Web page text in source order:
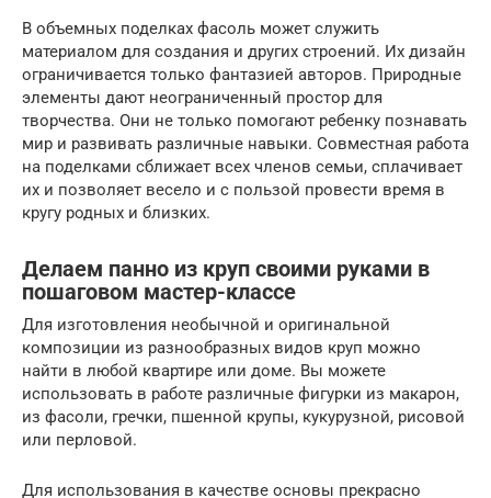
В объемных поделках фасоль может служить
материалом для создания и других строений. Их дизайн
ограничивается только фантазией авторов. Природные
элементы дают неограниченный простор для
творчества. Они не только помогают ребенку познавать
мир и развивать различные навыки. Совместная работа
на поделками сближает всех членов семьи, сплачивает
их и позволяет весело и с пользой провести время в
кругу родных и близких.
Делаем панно из круп своими руками в
пошаговом мастер-классе
Для изготовления необычной и оригинальной
композиции из разнообразных видов круп можно
найти в любой квартире или доме. Вы можете
использовать в работе различные фигурки из макарон,
из фасоли, гречки, пшенной крупы, кукурузной, рисовой
или перловой.
Для использования в качестве основы прекрасно